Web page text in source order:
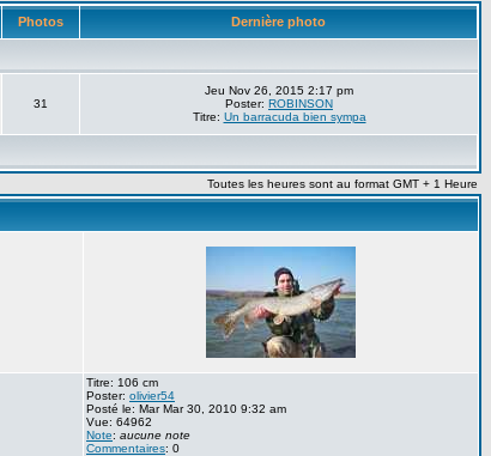
Photos Dernière photo
31
Jeu Nov 26, 2015 2:17 pm
Poster: ROBINSON
Titre: Un barracuda bien sympa
Toutes les heures sont au format GMT + 1 Heure
Titre: 106 cm
Poster: olivier54
Posté le: Mar Mar 30, 2010 9:32 am
Vue: 64962
Note: aucune note
Commentaires: 0